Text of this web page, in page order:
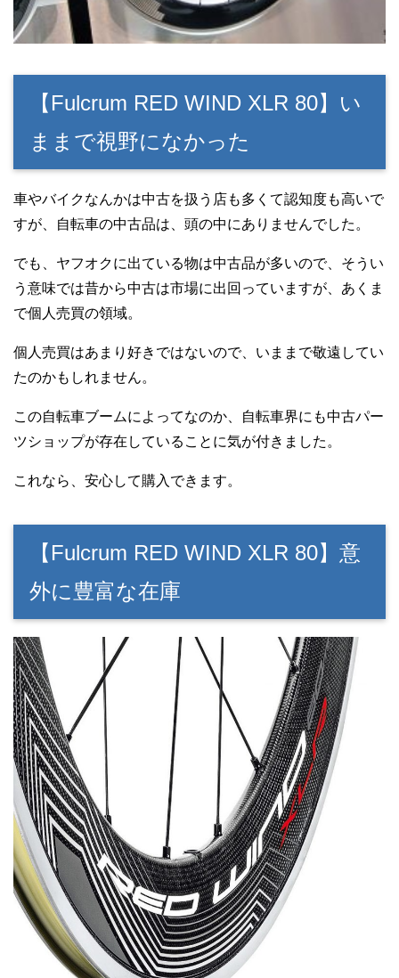
【Fulcrum RED WIND XLR 80】い
ままで視野になかった
車やバイクなんかは中古を扱う店も多くて認知度も高いで
すが、自転車の中古品は、頭の中にありませんでした。
でも、ヤフオクに出ている物は中古品が多いので、そうい
う意味では昔から中古は市場に出回っていますが、あくま
で個人売買の領域。
個人売買はあまり好きではないので、いままで敬遠してい
たのかもしれません。
この自転車ブームによってなのか、自転車界にも中古パー
ツショップが存在していることに気が付きました。
これなら、安心して購入できます。
【Fulcrum RED WIND XLR 80】意
外に豊富な在庫